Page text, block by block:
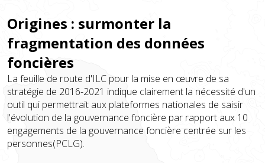
Origines : surmonter la
fragmentation des données
foncières
La feuille de route d'ILC pour la mise en œuvre de sa
stratégie de 2016-2021 indique clairement la nécessité d'un
outil qui permettrait aux plateformes nationales de saisir
l'évolution de la gouvernance foncière par rapport aux 10
engagements de la gouvernance foncière centrée sur les
personnes(PCLG).